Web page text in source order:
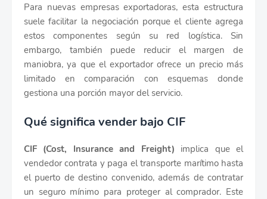
Para nuevas empresas exportadoras, esta estructura
suele facilitar la negociación porque el cliente agrega
estos componentes según su red logística. Sin
embargo, también puede reducir el margen de
maniobra, ya que el exportador ofrece un precio más
limitado en comparación con esquemas donde
gestiona una porción mayor del servicio.
Qué significa vender bajo CIF
CIF (Cost, Insurance and Freight) implica que el
vendedor contrata y paga el transporte marítimo hasta
el puerto de destino convenido, además de contratar
un seguro mínimo para proteger al comprador. Este